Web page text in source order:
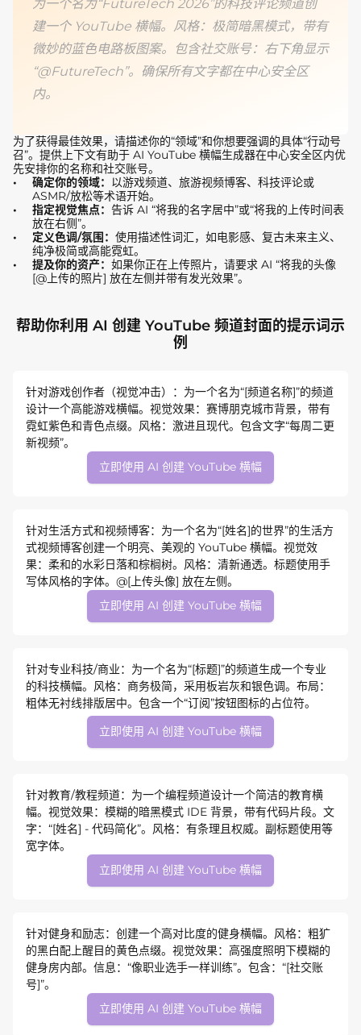
为一个名为“FutureTech 2026”的科技评论频道创
建一个 YouTube 横幅。风格：极简暗黑模式，带有
微妙的蓝色电路板图案。包含社交账号：右下角显示
“@FutureTech”。确保所有文字都在中心安全区
内。
为了获得最佳效果，请描述你的“领域”和你想要强调的具体“行动号
召”。提供上下文有助于 AI YouTube 横幅生成器在中心安全区内优
先安排你的名称和社交账号。
确定你的领域： 以游戏频道、旅游视频博客、科技评论或
ASMR/放松等术语开始。
指定视觉焦点： 告诉 AI “将我的名字居中”或“将我的上传时间表
放在右侧”。
定义色调/氛围： 使用描述性词汇，如电影感、复古未来主义、
纯净极简或高能霓虹。
提及你的资产： 如果你正在上传照片，请要求 AI “将我的头像
[@上传的照片] 放在左侧并带有发光效果”。
帮助你利用 AI 创建 YouTube 频道封面的提示词示
例
针对游戏创作者（视觉冲击）：为一个名为“[频道名称]”的频道
设计一个高能游戏横幅。视觉效果：赛博朋克城市背景，带有
霓虹紫色和青色点缀。风格：激进且现代。包含文字“每周二更
新视频”。
立即使用 AI 创建 YouTube 横幅
针对生活方式和视频博客：为一个名为“[姓名]的世界”的生活方
式视频博客创建一个明亮、美观的 YouTube 横幅。视觉效
果：柔和的水彩日落和棕榈树。风格：清新通透。标题使用手
写体风格的字体。@[上传头像] 放在左侧。
立即使用 AI 创建 YouTube 横幅
针对专业科技/商业：为一个名为“[标题]”的频道生成一个专业
的科技横幅。风格：商务极简，采用板岩灰和银色调。布局：
粗体无衬线排版居中。包含一个“订阅”按钮图标的占位符。
立即使用 AI 创建 YouTube 横幅
针对教育/教程频道：为一个编程频道设计一个简洁的教育横
幅。视觉效果：模糊的暗黑模式 IDE 背景，带有代码片段。文
字：“[姓名] - 代码简化”。风格：有条理且权威。副标题使用等
宽字体。
立即使用 AI 创建 YouTube 横幅
针对健身和励志：创建一个高对比度的健身横幅。风格：粗犷
的黑白配上醒目的黄色点缀。视觉效果：高强度照明下模糊的
健身房内部。信息：“像职业选手一样训练”。包含：“[社交账
号]”。
立即使用 AI 创建 YouTube 横幅